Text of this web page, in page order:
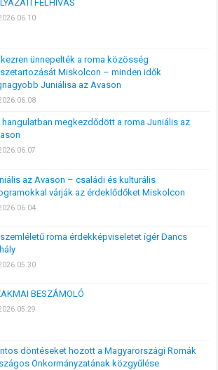
FELHÍVÁS
ünnepelték a roma közösség
Miskolcon – minden idők
Juniálisa az Avason
hangulatban megkezdődött a roma Juniális az
az Avason – családi és kulturális
várják az érdeklődőket Miskolcon
roma érdekképviseletet ígér Dancs
BESZÁMOLÓ
döntéseket hozott a Magyarországi Romák
Önkormányzatának közgyűlése